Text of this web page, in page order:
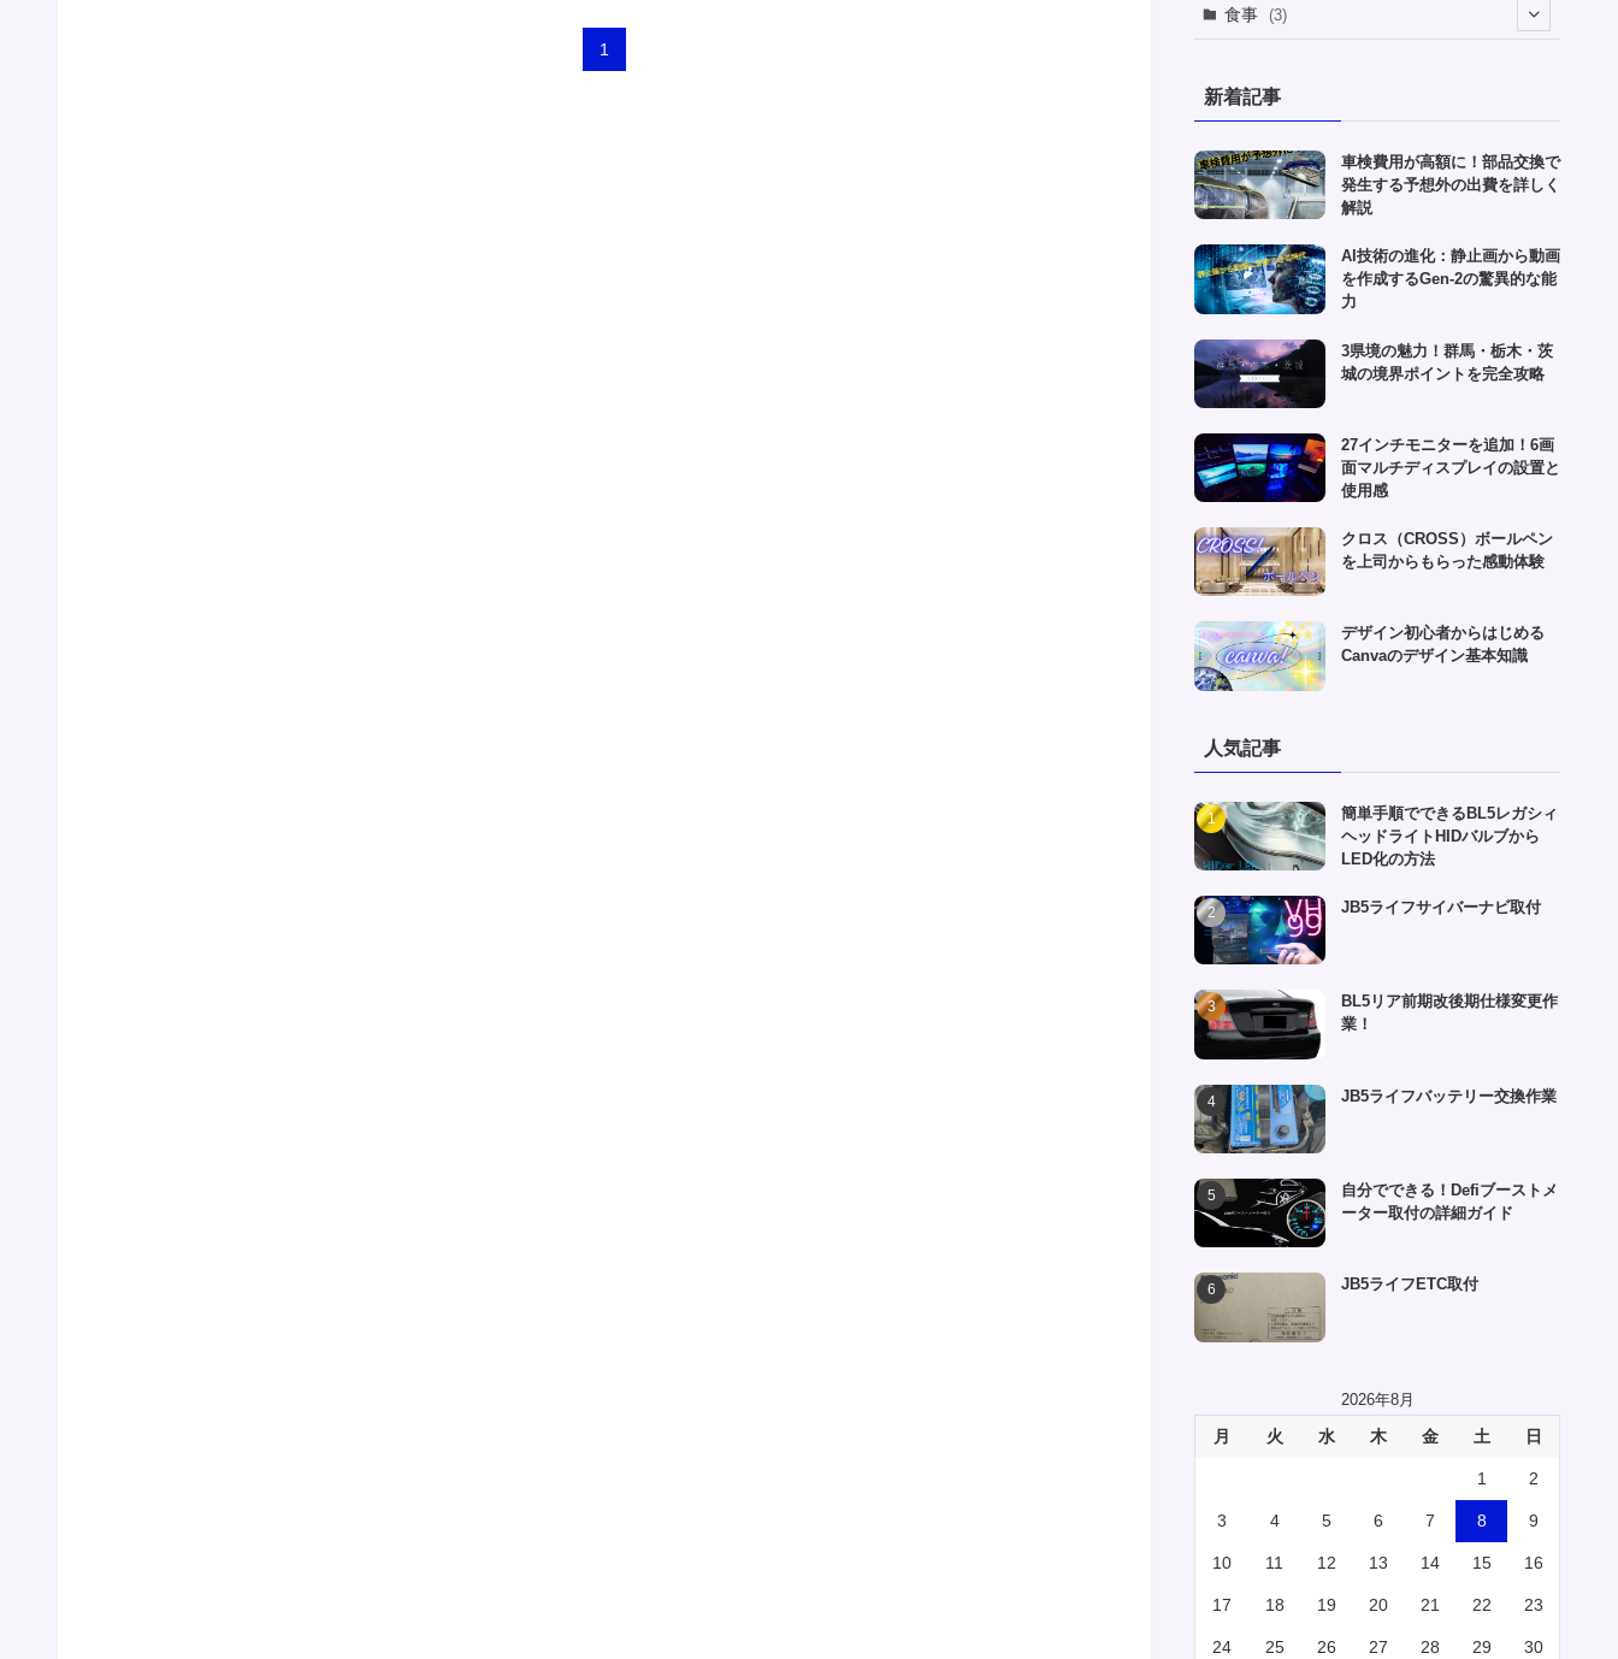
1
(2)
(1)
(6)
(1)
(1)
(2)
食事 (3)
(2)
新着記事
車検費用が高額に！部品交換で
発生する予想外の出費を詳しく
解説
AI技術の進化：静止画から動画
を作成するGen-2の驚異的な能
力
3県境の魅力！群馬・栃木・茨
城の境界ポイントを完全攻略
27インチモニターを追加！6画
面マルチディスプレイの設置と
使用感
クロス（CROSS）ボールペン
を上司からもらった感動体験
デザイン初心者からはじめる
Canvaのデザイン基本知識
人気記事
簡単手順でできるBL5レガシィ
ヘッドライトHIDバルブから
LED化の方法
JB5ライフサイバーナビ取付
BL5リア前期改後期仕様変更作
業！
JB5ライフバッテリー交換作業
自分でできる！Defiブーストメ
ーター取付の詳細ガイド
JB5ライフETC取付
2026年8月
月 火 水 木 金 土 日
1 2
3 4 5 6 7 8 9
10 11 12 13 14 15 16
17 18 19 20 21 22 23
24 25 26 27 28 29 30